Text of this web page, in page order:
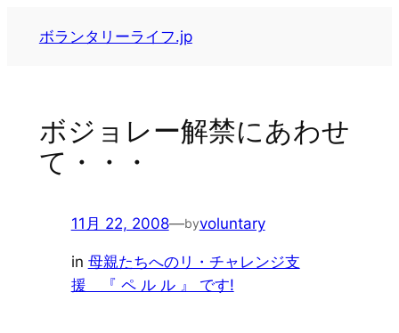
ボランタリーライフ.jp
ボジョレー解禁にあわせ
て・・・
11月 22, 2008—byvoluntary
in 母親たちへのリ・チャレンジ支
援 『 ペ ル ル 』 です!